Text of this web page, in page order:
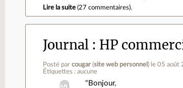
Lire la suite (27 commentaires).
Journal HP
Posté parcougar (site web personnel ) le 05 août
Étiquettes : aucune
"Bonjour,